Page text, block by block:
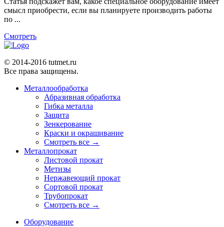
смысл приобрести, если вы планируете производить работы
по ...
Смотреть
© 2014-2016 tutmet.ru
Все права защищены.
Металлообработка
Абразивная обработка
Гибка металла
Защита
Зенкерование
Краски и окрашивание
Смотреть все →
Металлопрокат
Листовой прокат
Метизы
Нержавеющий прокат
Сортовой прокат
Трубопрокат
Смотреть все →
Оборудование